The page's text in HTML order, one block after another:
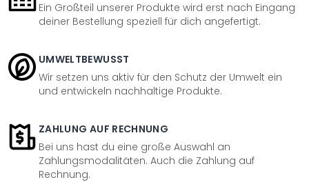
Ein Großteil unserer Produkte wird erst nach Eingang
deiner Bestellung speziell für dich angefertigt.
UMWELTBEWUSST
Wir setzen uns aktiv für den Schutz der Umwelt ein
und entwickeln nachhaltige Produkte.
ZAHLUNG AUF RECHNUNG
Bei uns hast du eine große Auswahl an
Zahlungsmodalitäten. Auch die Zahlung auf
Rechnung.